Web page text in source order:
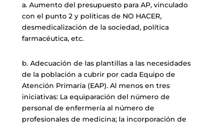
a. Aumento del presupuesto para AP, vinculado
con el punto 2 y políticas de NO HACER,
desmedicalización de la sociedad, política
farmacéutica, etc.
b. Adecuación de las plantillas a las necesidades
de la población a cubrir por cada Equipo de
Atención Primaria (EAP). Al menos en tres
iniciativas: La equiparación del número de
personal de enfermería al número de
profesionales de medicina; la incorporación de